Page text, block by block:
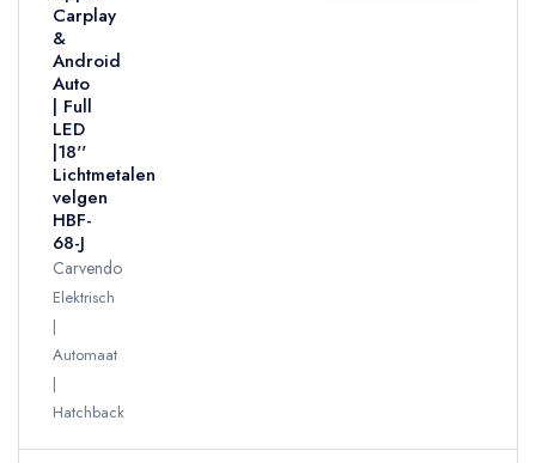
Carplay
&
Android
Auto
| Full
LED
|18''
Lichtmetalen
velgen
HBF-
68-J
Carvendo
Elektrisch
Automaat
Hatchback